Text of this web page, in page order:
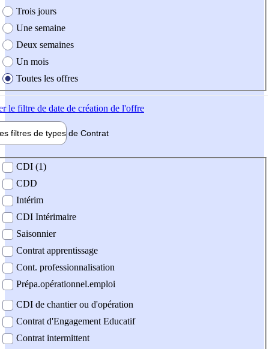
Trois jours
Une semaine
Deux semaines
Un mois
Toutes les offres
le filtre de date de création de l'offre
filtres de types de Contrat
contrat
CDI (1)
CDD
Intérim
CDI Intérimaire
Saisonnier
Contrat apprentissage
Cont. professionnalisation
Prépa.opérationnel.emploi
CDI de chantier ou d'opération
Contrat d'Engagement Educatif
Contrat intermittent